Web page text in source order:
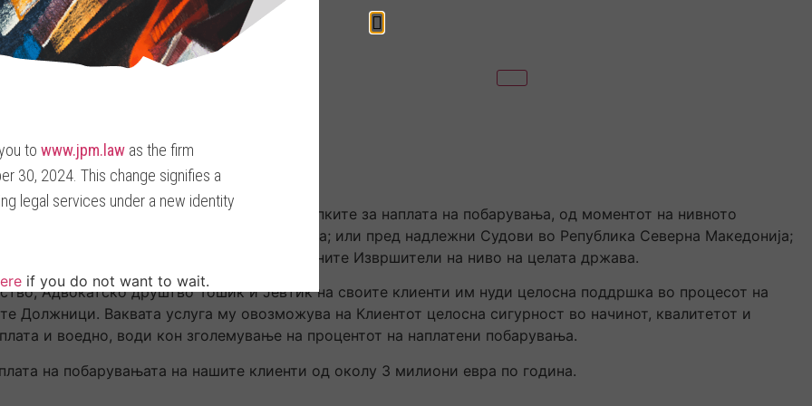
во целокупното раководење на постапките за наплата на побарувања, од моментот на нивното
застапување во постапки за медијација; или пред надлежни Судови во Република Северна Македонија;
за присилно извршување пред именуваните Извршители на ниво на целата држава.
Адвокатско друштво Тошиќ и Јевтиќ на своите клиенти им нуди целосна поддршка во процесот на
Должници. Ваквата услуга му овозможува на Клиентот целосна сигурност во начинот, квалитетот и
и воедно, води кон зголемување на процентот на наплатени побарувања.
на побарувањата на нашите клиенти од околу 3 милиони евра по година.
to www.jpm.law as the firm
30, 2024. This change signifies a
legal services under a new identity
if you do not want to wait.